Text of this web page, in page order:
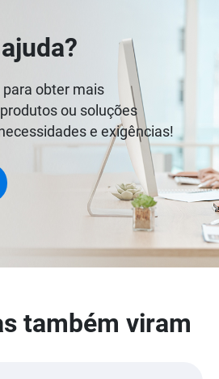
obter mais
ou soluções
e exigências!
também viram